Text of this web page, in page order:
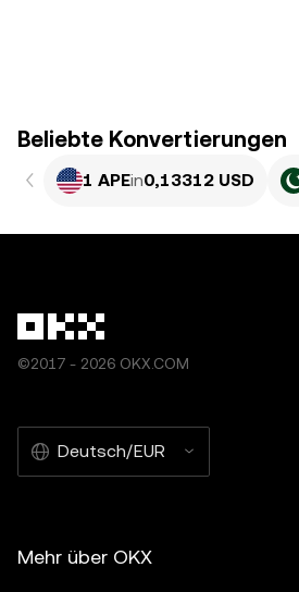
Beliebte Konvertierungen
1 APEin0,13312 USD
©2017 - 2026 OKX.COM
Deutsch/EUR
Mehr über OKX